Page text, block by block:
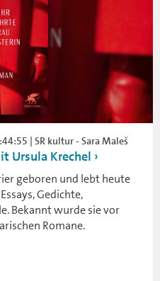
| SR kultur - Sara Maleš
Ursula Krechel
geboren und lebt heute
Gedichte,
Bekannt wurde sie vor
Romane.